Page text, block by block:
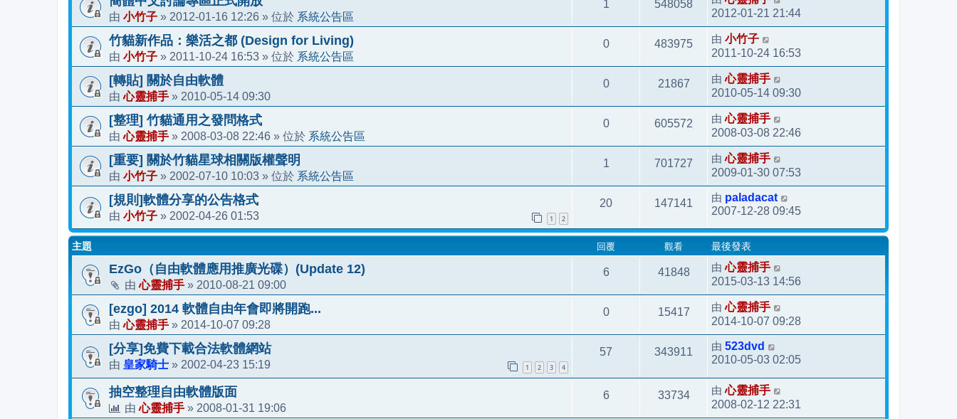
由 小竹子 » 2012-01-16 12:26 » 位於 系統公告區
1 548058
2012-01-21 21:44
竹貓新作品：樂活之都 (Design for Living)
由 小竹子 » 2011-10-24 16:53 » 位於 系統公告區
0 483975 由 小竹子
2011-10-24 16:53
[轉貼] 關於自由軟體
由心靈捕手 » 2010-05-14 09:30
0 21867 由心靈捕手
2010-05-14 09:30
[整理] 竹貓通用之發問格式
由心靈捕手 » 2008-03-08 22:46 » 位於 系統公告區
0 605572 由心靈捕手
2008-03-08 22:46
[重要] 關於竹貓星球相關版權聲明
由 小竹子 » 2002-07-10 10:03 » 位於 系統公告區
1 701727 由心靈捕手
2009-01-30 07:53
[規則]軟體分享的公告格式
由 小竹子 » 2002-04-26 01:53 1 2
20 147141 由 paladacat
2007-12-28 09:45
主題 回覆 觀看 最後發表
EzGo（自由軟體應用推廣光碟）(Update 12)
由心靈捕手 » 2010-08-21 09:00
6 41848 由心靈捕手
2015-03-13 14:56
[ezgo] 2014 軟體自由年會即將開跑...
由心靈捕手 » 2014-10-07 09:28
0 15417 由心靈捕手
2014-10-07 09:28
[分享]免費下載合法軟體網站
由 皇家騎士 » 2002-04-23 15:19 1 2 3 4
57 343911 由 523dvd
2010-05-03 02:05
抽空整理自由軟體版面
由心靈捕手 » 2008-01-31 19:06
6 33734 由心靈捕手
2008-02-12 22:31